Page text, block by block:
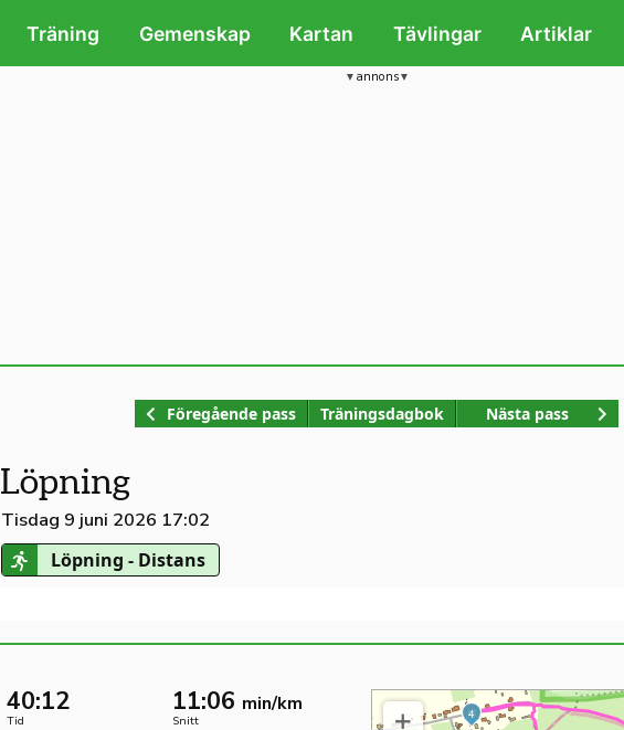
Träning Gemenskap Kartan Tävlingar Artiklar
annons
Föregående pass Träningsdagbok Nästa pass
Löpning
Tisdag 9 juni 2026 17:02
Löpning - Distans
40:12
Tid
11:06 min/km
Snitt S
M
4